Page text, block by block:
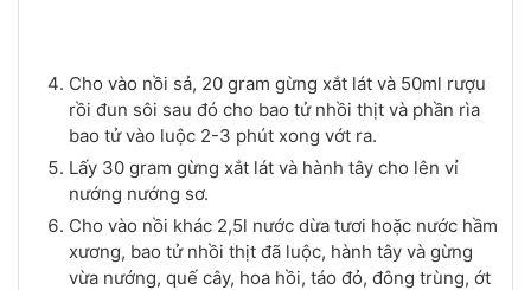
Cho vào nồi sả, 20 gram gừng xắt lát và 50ml rượu
rồi đun sôi sau đó cho bao tử nhồi thịt và phần rìa
bao tử vào luộc 2-3 phút xong vớt ra.
Lấy 30 gram gừng xắt lát và hành tây cho lên vỉ
nướng nướng sơ.
Cho vào nồi khác 2,5l nước dừa tươi hoặc nước hầm
xương, bao tử nhồi thịt đã luộc, hành tây và gừng
vừa nướng, quế cây, hoa hồi, táo đỏ, đông trùng, ớt